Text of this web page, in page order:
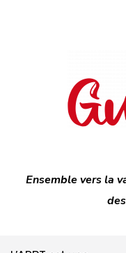
Ensemble vers la